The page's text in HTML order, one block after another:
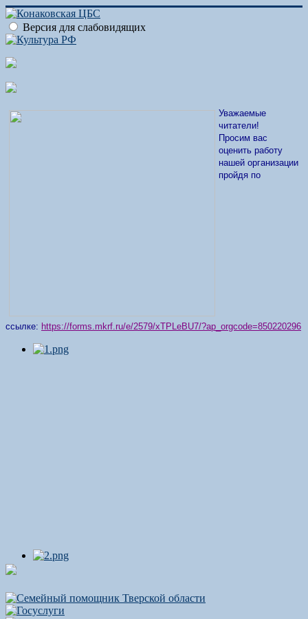
Версия для слабовидящих
Уважаемые
читатели!
Просим вас
оценить работу
нашей организации
пройдя по
ссылке: https://forms.mkrf.ru/e/2579/xTPLeBU7/?ap_orgcode=850220296